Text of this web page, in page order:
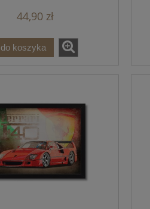
44,90 zł
do koszyka